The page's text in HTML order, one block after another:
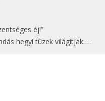
éj!”
tüzek világítják meg Zugspitzét